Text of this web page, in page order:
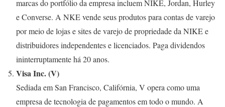
marcas do portfólio da empresa incluem NIKE, Jordan, Hurley
e Converse. A NKE vende seus produtos para contas de varejo
por meio de lojas e sites de varejo de propriedade da NIKE e
distribuidores independentes e licenciados. Paga dividendos
ininterruptamente há 20 anos.
Visa Inc. (V)
Sediada em San Francisco, Califórnia, V opera como uma
empresa de tecnologia de pagamentos em todo o mundo. A